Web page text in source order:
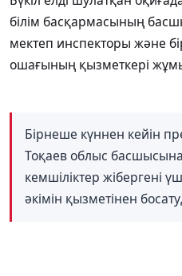
білім басқармасының
мектеп инспекторы және
ошағының қызметкері
Бірнеше күннен кейін
Тоқаев облыс
кемшіліктер жібергені
әкімін қызметінен